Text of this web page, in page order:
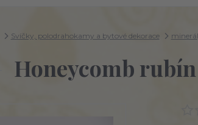
Svíčky, polodrahokamy a bytové dekorace
Honeycomb